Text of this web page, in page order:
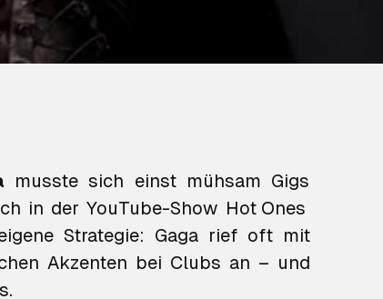
musste sich einst mühsam Gigs
in der YouTube-Show Hot Ones
Strategie: Gaga rief oft mit
Akzenten bei Clubs an – und